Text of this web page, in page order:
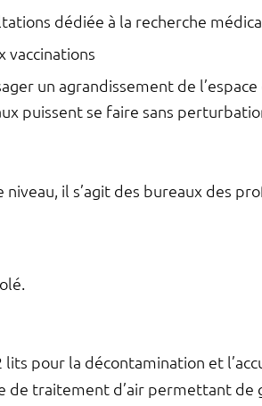
dédiée à la recherche
vaccinations
un agrandissement de
puissent se faire sans
il s’agit des bureaux des
pour la décontamination et
de traitement d’air permettant de